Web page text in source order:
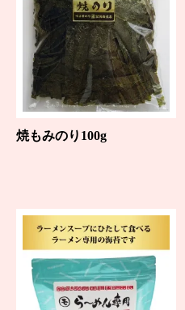
焼もみのり100g